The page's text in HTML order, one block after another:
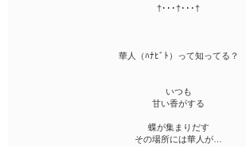
†･･･†･･･†
華人（ﾊﾅﾋﾞﾄ）って知ってる？
いつも
甘い香がする
蝶が集まりだす
その場所には華人が…